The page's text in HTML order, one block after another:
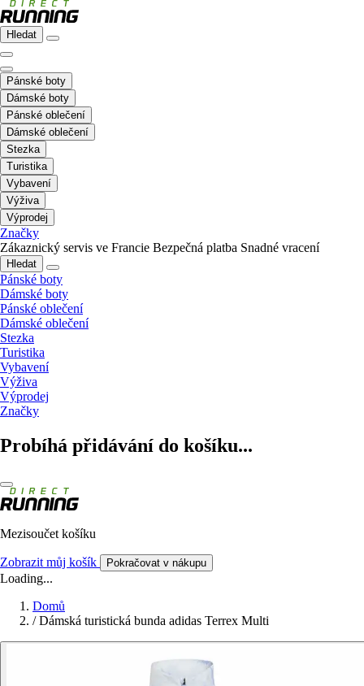
Hledat
Pánské boty
Dámské boty
Pánské oblečení
Dámské oblečení
Stezka
Turistika
Vybavení
Výživa
Výprodej
Značky
Zákaznický servis ve Francie Bezpečná platba Snadné vracení
Hledat
Pánské boty
Dámské boty
Pánské oblečení
Dámské oblečení
Stezka
Turistika
Vybavení
Výživa
Výprodej
Značky
Probíhá přidávání do košíku...
Mezisoučet košíku
Zobrazit můj košík Pokračovat v nákupu
Loading...
Domů
/ Dámská turistická bunda adidas Terrex Multi